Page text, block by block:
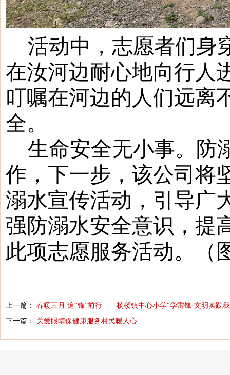
活动中，志愿者们身
在汝河边耐心地向行人
叮嘱在河边的人们远离
全。
生命安全无小事。防
作，下一步，该公司将
溺水宣传活动，引导广
强防溺水安全意识，提
此项志愿服务活动。（
上一篇： 春暖三月 追“锋”前行——杨楼镇中心小学“学雷锋·文明实践
下一篇： 关爱眼睛保健康服务村民暖人心